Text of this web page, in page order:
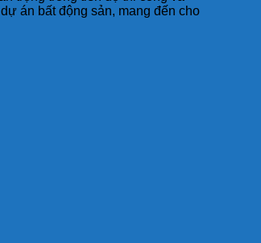
án bất động sản, mang đến cho